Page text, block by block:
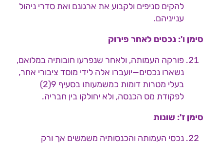
להקים סניפים ולקבוע את ארגונם ואת סדרי ניהול
ענייניהם.
סימן ו': נכסים לאחר פירוק
פורקה העמותה, ולאחר שנפרעו חובותיה במלואם,
נשארו נכסים—יועברו אלה לידי מוסד ציבורי אחר,
בעלי מטרות דומות כמשמעותו בסעיף 9(2)
לפקודת מס הכנסה, ולא יחולקו בין חבריה.
סימן ז': שונות
נכסי העמותה והכנסותיה משמשים אך ורק